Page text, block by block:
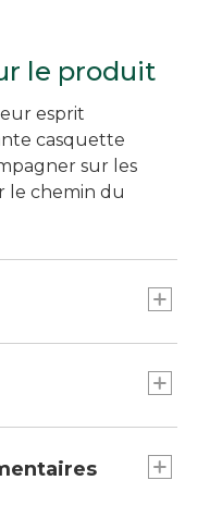
le produit
esprit
casquette
sur les
le chemin du